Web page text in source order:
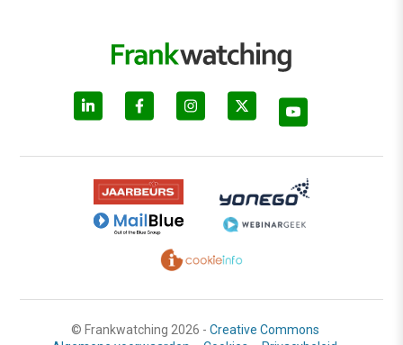
© Frankwatching 2026 - Creative Commons